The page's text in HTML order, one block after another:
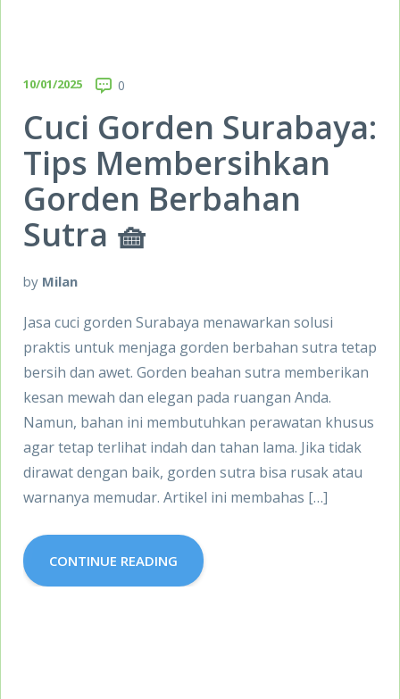
10/01/2025 0
Cuci Gorden Surabaya:
Tips Membersihkan
Gorden Berbahan
Sutra 🧺
by Milan
Jasa cuci gorden Surabaya menawarkan solusi
praktis untuk menjaga gorden berbahan sutra tetap
bersih dan awet. Gorden beahan sutra memberikan
kesan mewah dan elegan pada ruangan Anda.
Namun, bahan ini membutuhkan perawatan khusus
agar tetap terlihat indah dan tahan lama. Jika tidak
dirawat dengan baik, gorden sutra bisa rusak atau
warnanya memudar. Artikel ini membahas […]
CONTINUE READING